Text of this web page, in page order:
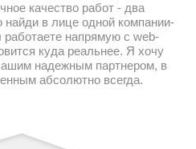
качество работ - два
найди в лице одной компании-
напрямую с web-
куда реальнее. Я хочу
надежным партнером, в
абсолютно всегда.